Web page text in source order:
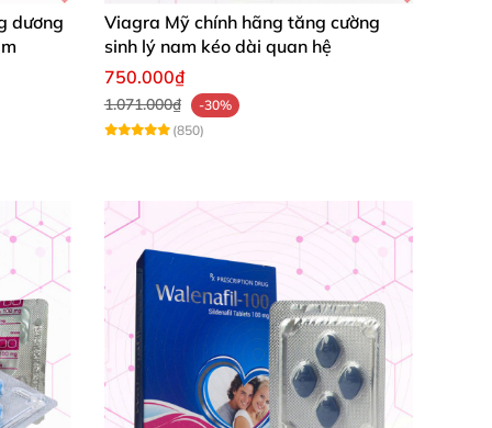
dương
Viagra Mỹ chính hãng tăng cường
sinh lý nam kéo dài quan hệ
750.000₫
1.071.000₫
-30%
(850)